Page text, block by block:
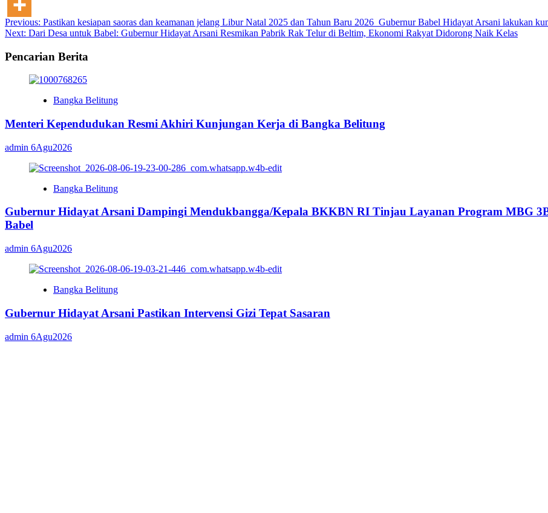
Post
navigation
Previous: Pastikan kesiapan saoras dan keamanan jelang Libur Natal 2025 dan Tahun Baru 2026 Gubernur Babel Hidayat Arsani lakukan
Next: Dari Desa untuk Babel: Gubernur Hidayat Arsani Resmikan Pabrik Rak Telur di Beltim, Ekonomi Rakyat Didorong Naik Kelas
Pencarian Berita
Bangka Belitung
Menteri Kependudukan Resmi Akhiri Kunjungan Kerja di Bangka Belitung
admin 6Agu2026
Bangka Belitung
Gubernur Hidayat Arsani Dampingi Mendukbangga/Kepala BKKBN RI Tinjau Layanan Program MBG
Babel
admin 6Agu2026
Bangka Belitung
Gubernur Hidayat Arsani Pastikan Intervensi Gizi Tepat Sasaran
admin 6Agu2026